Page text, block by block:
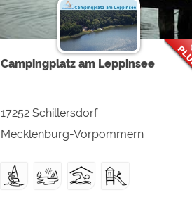
Campingplatz am Leppinsee
17252 Schillersdorf
Mecklenburg-Vorpommern